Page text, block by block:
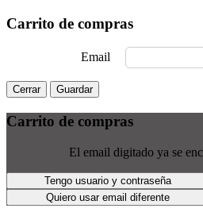
Carrito de compras
Email
Cerrar Guardar
Carrito de compras
El email digitado ya se
Tengo usuario y contraseña
Quiero usar email diferente